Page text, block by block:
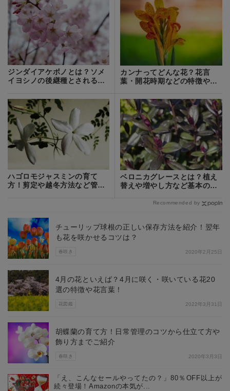
ジンダイアケボノとは？ソメ
イヨシノの後継種とされる桜
カンナってどんな花？花言
葉・開花時期などの特徴や育
ハゴロモジャスミンの育て
方！剪定や越冬方法など管理
ベロニカグレースとは？植え
替えや増やし方など基本の育
Recommended by
春咲き
チューリップ球根の正しい保存方法を紹介！翌年
も花を咲かせるコツは？
2020年2月25日
花図鑑
4月の花といえば？4月に咲く・咲いている花20
選の特徴や花言葉！
2022年3月31日
春咲き
胡蝶蘭の育て方！日常管理のコツから仕立て方や
飾り方までご紹介
2020年3月3日
「え、こんなセールやってたの？」80％OFF以上が
続々登場！Amazonの本気が...